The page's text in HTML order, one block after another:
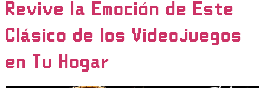
Revive la Emoción de Este
Clásico de los Videojuegos
en Tu Hogar